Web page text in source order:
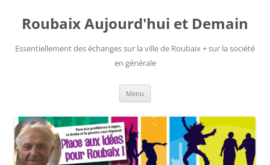
contenu
Roubaix Aujourd'hui et Demain
Essentiellement des échanges sur la ville de Roubaix + sur la société
en générale
Menu